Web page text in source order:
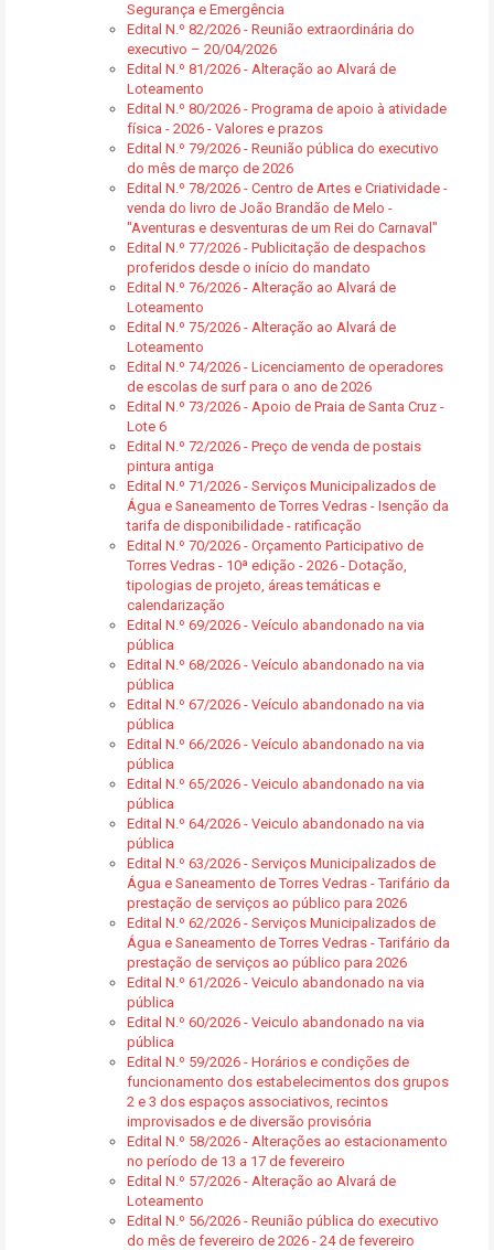
Segurança e Emergência
Edital N.º 82/2026 - Reunião extraordinária do
executivo – 20/04/2026
Edital N.º 81/2026 - Alteração ao Alvará de
Loteamento
Edital N.º 80/2026 - Programa de apoio à atividade
física - 2026 - Valores e prazos
Edital N.º 79/2026 - Reunião pública do executivo
do mês de março de 2026
Edital N.º 78/2026 - Centro de Artes e Criatividade -
venda do livro de João Brandão de Melo -
"Aventuras e desventuras de um Rei do Carnaval"
Edital N.º 77/2026 - Publicitação de despachos
proferidos desde o início do mandato
Edital N.º 76/2026 - Alteração ao Alvará de
Loteamento
Edital N.º 75/2026 - Alteração ao Alvará de
Loteamento
Edital N.º 74/2026 - Licenciamento de operadores
de escolas de surf para o ano de 2026
Edital N.º 73/2026 - Apoio de Praia de Santa Cruz -
Lote 6
Edital N.º 72/2026 - Preço de venda de postais
pintura antiga
Edital N.º 71/2026 - Serviços Municipalizados de
Água e Saneamento de Torres Vedras - Isenção da
tarifa de disponibilidade - ratificação
Edital N.º 70/2026 - Orçamento Participativo de
Torres Vedras - 10ª edição - 2026 - Dotação,
tipologias de projeto, áreas temáticas e
calendarização
Edital N.º 69/2026 - Veículo abandonado na via
pública
Edital N.º 68/2026 - Veículo abandonado na via
pública
Edital N.º 67/2026 - Veículo abandonado na via
pública
Edital N.º 66/2026 - Veículo abandonado na via
pública
Edital N.º 65/2026 - Veiculo abandonado na via
pública
Edital N.º 64/2026 - Veiculo abandonado na via
pública
Edital N.º 63/2026 - Serviços Municipalizados de
Água e Saneamento de Torres Vedras - Tarifário da
prestação de serviços ao público para 2026
Edital N.º 62/2026 - Serviços Municipalizados de
Água e Saneamento de Torres Vedras - Tarifário da
prestação de serviços ao público para 2026
Edital N.º 61/2026 - Veiculo abandonado na via
pública
Edital N.º 60/2026 - Veiculo abandonado na via
pública
Edital N.º 59/2026 - Horários e condições de
funcionamento dos estabelecimentos dos grupos
2 e 3 dos espaços associativos, recintos
improvisados e de diversão provisória
Edital N.º 58/2026 - Alterações ao estacionamento
no período de 13 a 17 de fevereiro
Edital N.º 57/2026 - Alteração ao Alvará de
Loteamento
Edital N.º 56/2026 - Reunião pública do executivo
do mês de fevereiro de 2026 - 24 de fevereiro